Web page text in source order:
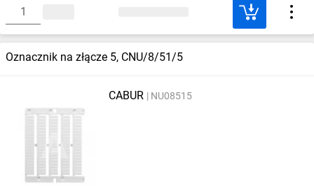
Oznacznik na złącze 5, CNU/8/51/5
CABUR NU08515